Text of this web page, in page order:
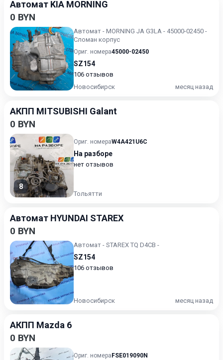
Автомат KIA MORNING
0 BYN
Автомат - MORNING JA G3LA - 45000-02450 -
Сломан корпус
Ориг. номера45000-02450
SZ154
106 отзывов
Новосибирск
месяц назад
АКПП MITSUBISHI Galant
0 BYN
8
Ориг. номераW4A421U6C
На разборе
нет отзывов
Тольятти
Автомат HYUNDAI STAREX
0 BYN
Автомат - STAREX TQ D4CB -
SZ154
106 отзывов
Новосибирск месяц назад
АКПП Mazda 6
0 BYN
Ориг. номера FSE019090N